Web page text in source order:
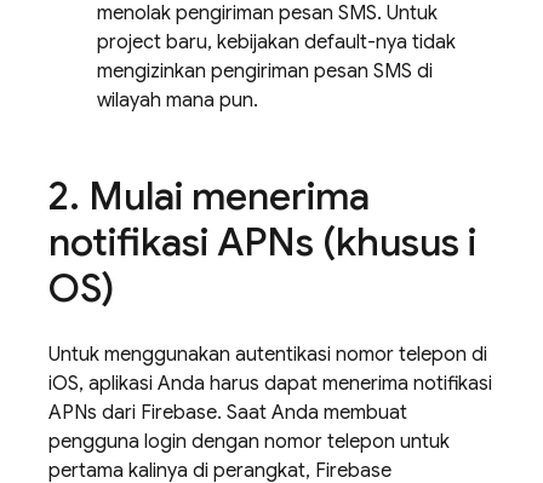
menolak pengiriman pesan SMS. Untuk
project baru, kebijakan default-nya tidak
mengizinkan pengiriman pesan SMS di
wilayah mana pun.
Mulai menerima
notifikasi APNs (khusus i
OS)
Untuk menggunakan autentikasi nomor telepon di
iOS, aplikasi Anda harus dapat menerima notifikasi
APNs dari Firebase. Saat Anda membuat
pengguna login dengan nomor telepon untuk
pertama kalinya di perangkat, Firebase